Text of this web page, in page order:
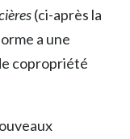
(ci-après la
a une
copropriété